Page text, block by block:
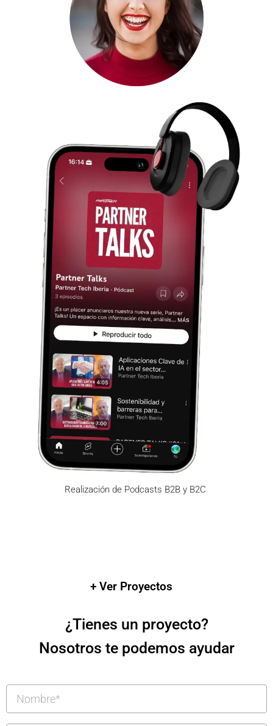
Realización de Podcasts B2B y B2C
+ Ver Proyectos
¿Tienes un proyecto?
Nosotros te podemos ayudar